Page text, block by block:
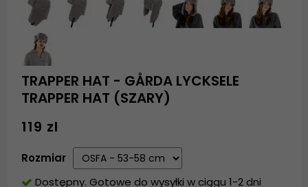
TRAPPER HAT - GÅRDA LYCKSELE
TRAPPER HAT (SZARY)
119 zl
Rozmiar
Dostępny. Gotowe do wysyłki w ciągu 1-2 dni